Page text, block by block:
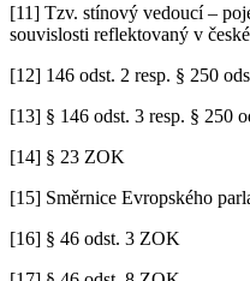
[11] Tzv. stínový vedoucí –
souvislosti reflektovaný v
[12] 146 odst. 2 resp. § 250
[13] § 146 odst. 3 resp. § 250
[14] § 23 ZOK
[15] Směrnice Evropského
[16] § 46 odst. 3 ZOK